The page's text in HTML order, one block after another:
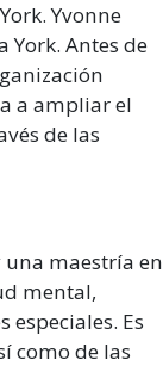
Yvonne
York. Antes de
a ampliar el
de las
maestría en
mental,
Es
como de las